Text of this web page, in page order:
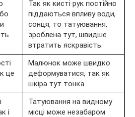
Так як кисті рук постійно
піддаються впливу води,
сонця, то татуювання,
зроблена тут, швидше
втратить яскравість.
це
Малюнок може швидко
деформуватися, так як
шкіра тут тонка.
і
Татуювання на видному
місці може незабаром